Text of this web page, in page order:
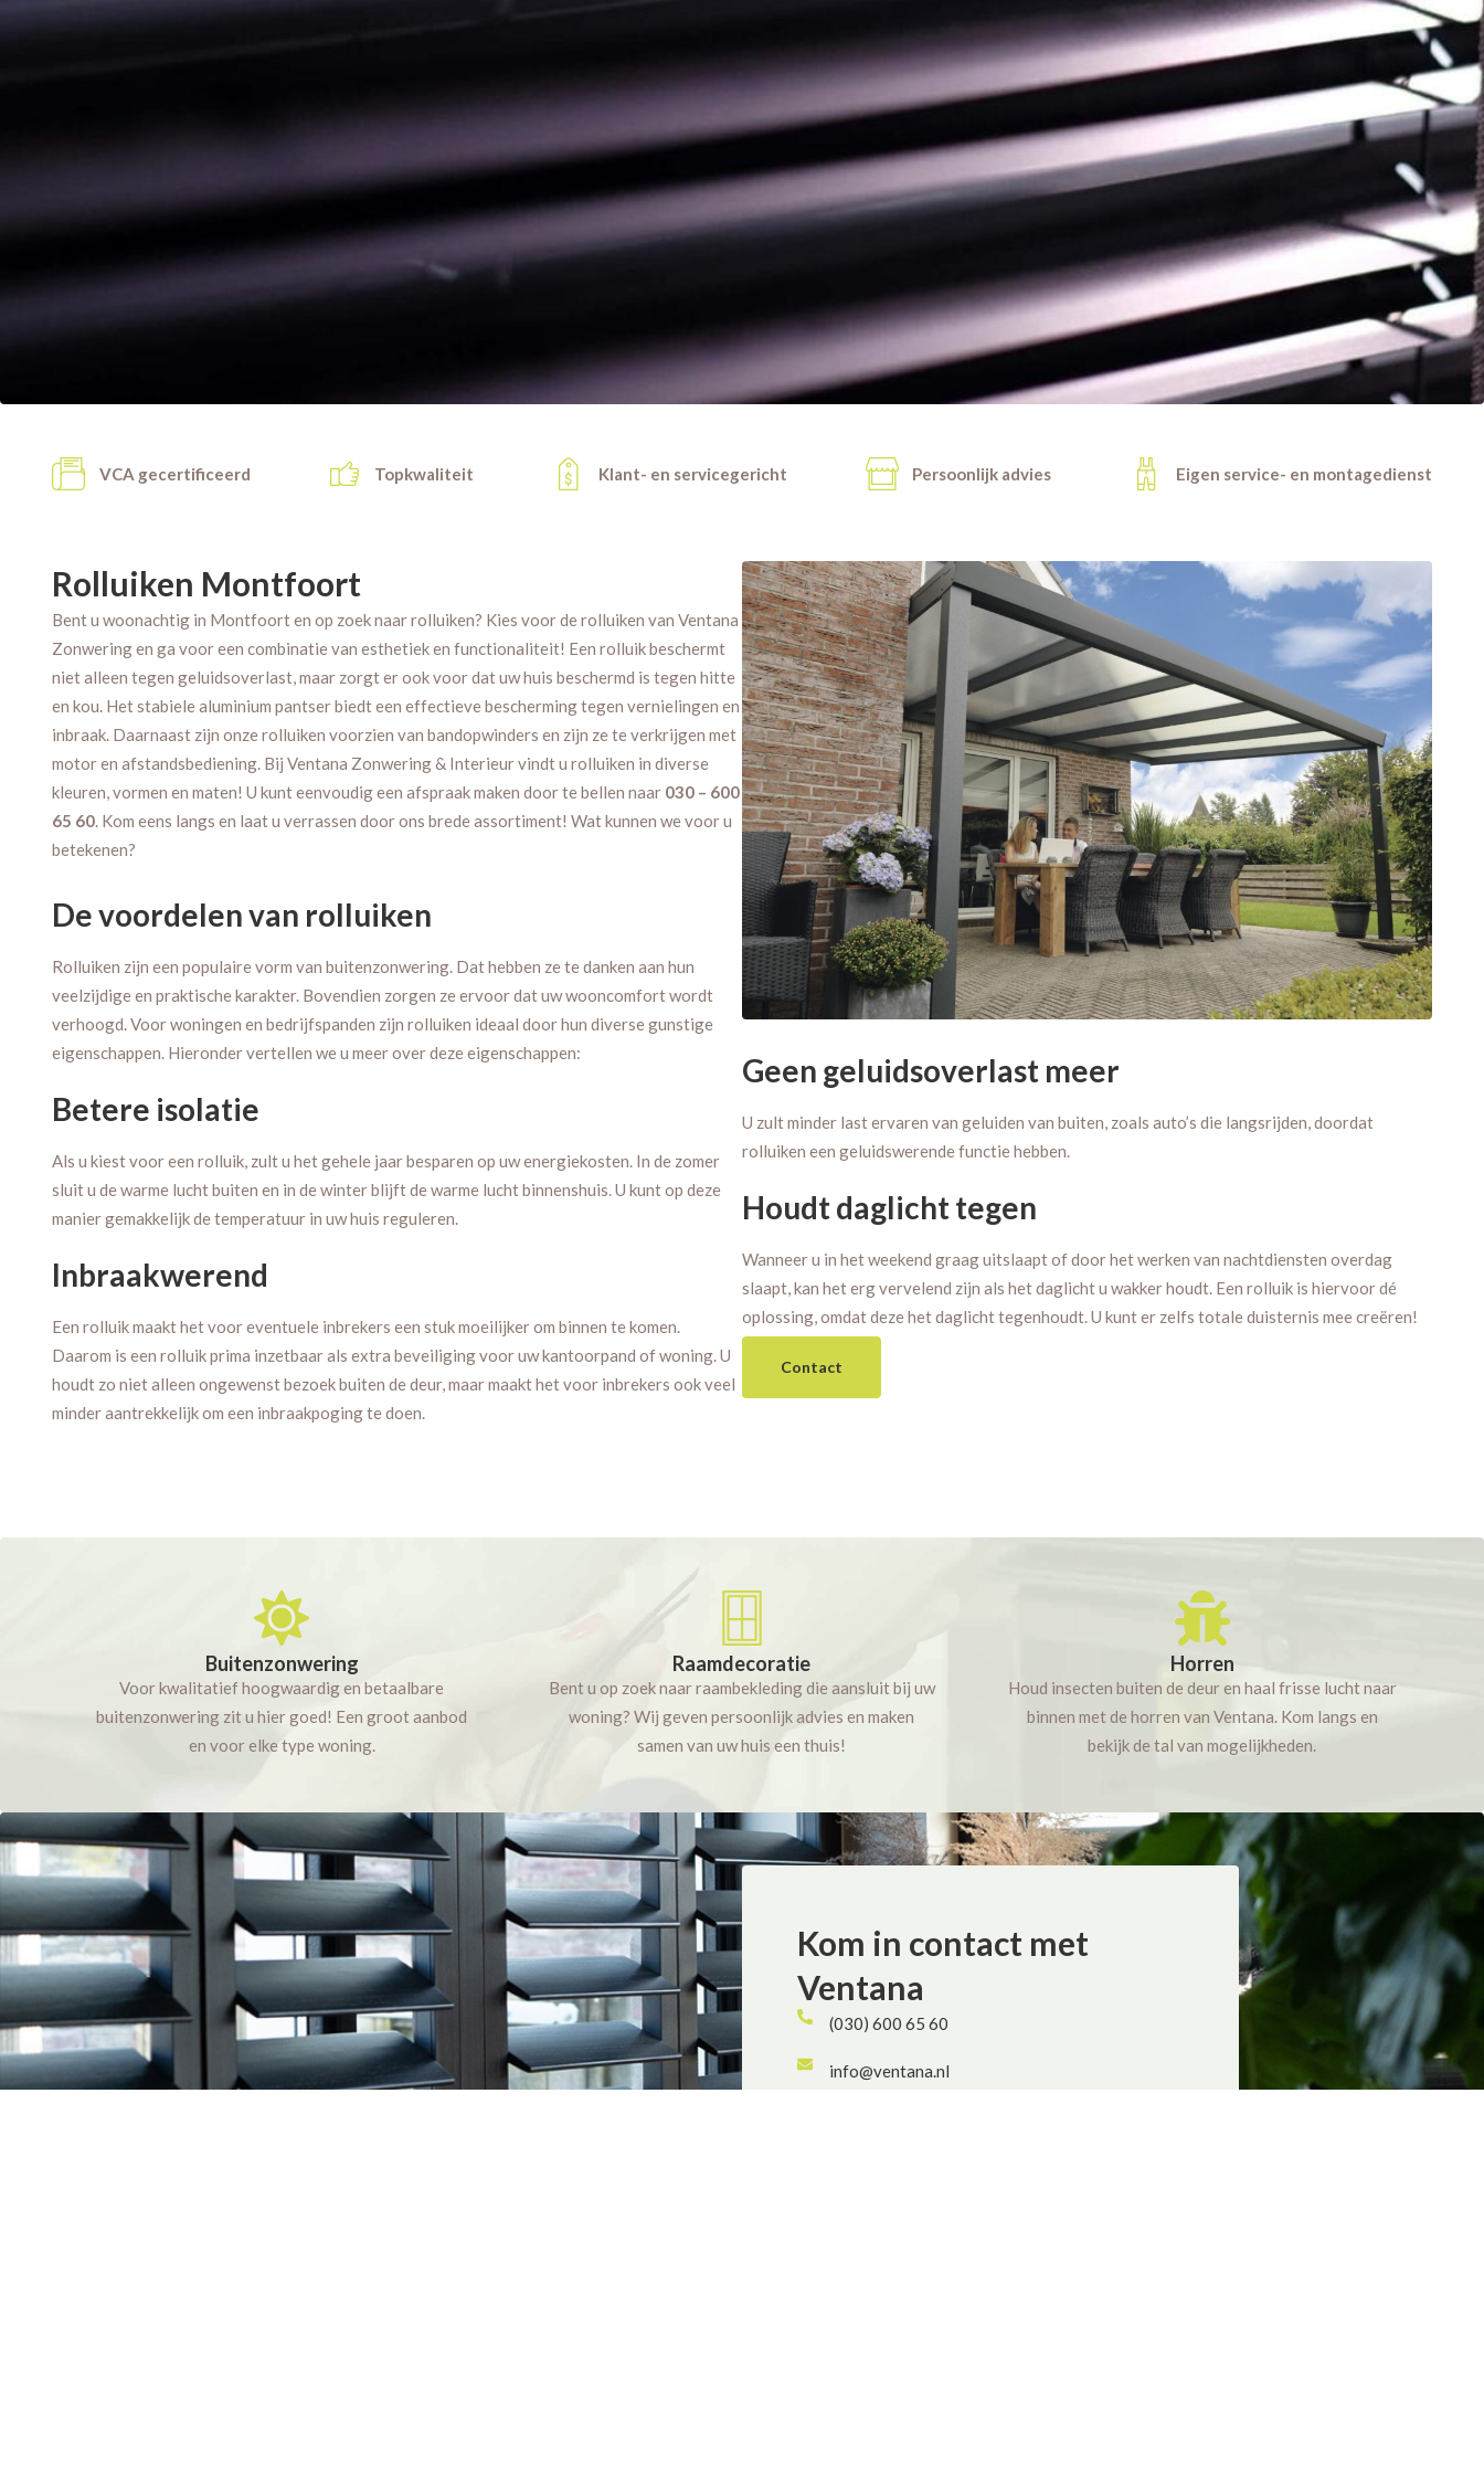
VCA gecertificeerd Topkwaliteit Klant- en servicegericht Persoonlijk advies Eigen service- en montagedienst
Rolluiken Montfoort
Bent u woonachtig in Montfoort en op zoek naar rolluiken? Kies voor de rolluiken van Ventana
Zonwering en ga voor een combinatie van esthetiek en functionaliteit! Een rolluik beschermt
niet alleen tegen geluidsoverlast, maar zorgt er ook voor dat uw huis beschermd is tegen hitte
en kou. Het stabiele aluminium pantser biedt een effectieve bescherming tegen vernielingen en
inbraak. Daarnaast zijn onze rolluiken voorzien van bandopwinders en zijn ze te verkrijgen met
motor en afstandsbediening. Bij Ventana Zonwering & Interieur vindt u rolluiken in diverse
kleuren, vormen en maten! U kunt eenvoudig een afspraak maken door te bellen naar 030 – 600
65 60. Kom eens langs en laat u verrassen door ons brede assortiment! Wat kunnen we voor u
betekenen?
De voordelen van rolluiken
Rolluiken zijn een populaire vorm van buitenzonwering. Dat hebben ze te danken aan hun
veelzijdige en praktische karakter. Bovendien zorgen ze ervoor dat uw wooncomfort wordt
verhoogd. Voor woningen en bedrijfspanden zijn rolluiken ideaal door hun diverse gunstige
eigenschappen. Hieronder vertellen we u meer over deze eigenschappen:
Betere isolatie
Als u kiest voor een rolluik, zult u het gehele jaar besparen op uw energiekosten. In de zomer
sluit u de warme lucht buiten en in de winter blijft de warme lucht binnenshuis. U kunt op deze
manier gemakkelijk de temperatuur in uw huis reguleren.
Inbraakwerend
Een rolluik maakt het voor eventuele inbrekers een stuk moeilijker om binnen te komen.
Daarom is een rolluik prima inzetbaar als extra beveiliging voor uw kantoorpand of woning. U
houdt zo niet alleen ongewenst bezoek buiten de deur, maar maakt het voor inbrekers ook veel
minder aantrekkelijk om een inbraakpoging te doen.
Geen geluidsoverlast meer
U zult minder last ervaren van geluiden van buiten, zoals auto’s die langsrijden, doordat
rolluiken een geluidswerende functie hebben.
Houdt daglicht tegen
Wanneer u in het weekend graag uitslaapt of door het werken van nachtdiensten overdag
slaapt, kan het erg vervelend zijn als het daglicht u wakker houdt. Een rolluik is hiervoor dé
oplossing, omdat deze het daglicht tegenhoudt. U kunt er zelfs totale duisternis mee creëren!
Contact
Buitenzonwering
Voor kwalitatief hoogwaardig en betaalbare
buitenzonwering zit u hier goed! Een groot aanbod
en voor elke type woning.
Raamdecoratie
Bent u op zoek naar raambekleding die aansluit bij uw
woning? Wij geven persoonlijk advies en maken
samen van uw huis een thuis!
Horren
Houd insecten buiten de deur en haal frisse lucht naar
binnen met de horren van Ventana. Kom langs en
bekijk de tal van mogelijkheden.
Kom in contact met
Ventana
(030) 600 65 60
info@ventana.nl